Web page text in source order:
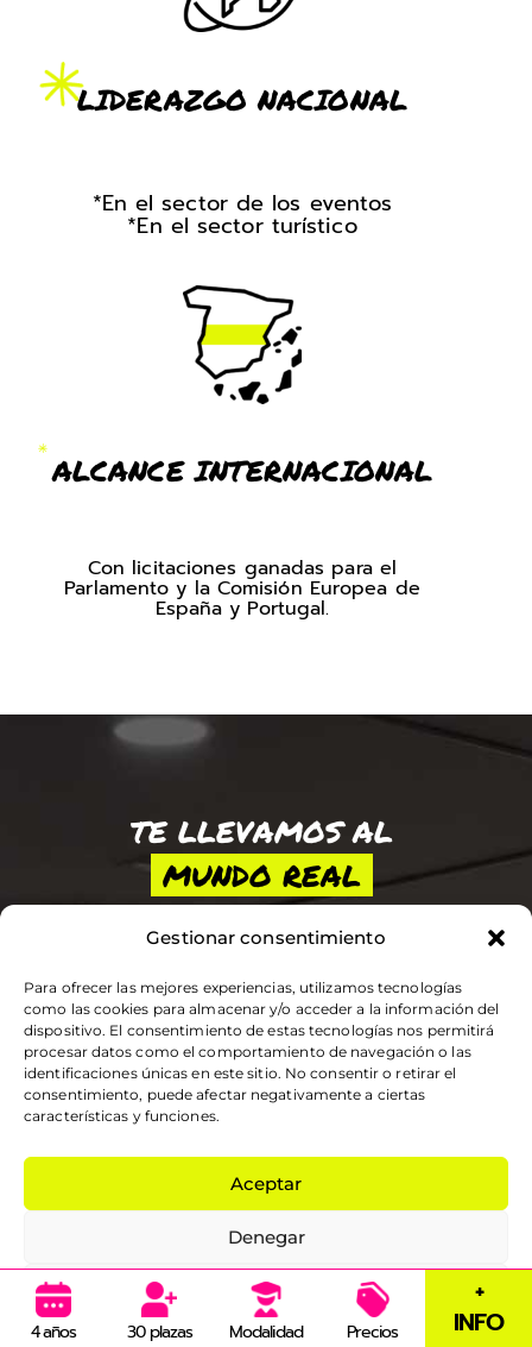
Gestionar consentimiento
Para ofrecer las mejores experiencias, utilizamos tecnologías
como las cookies para almacenar y/o acceder a la información del
dispositivo. El consentimiento de estas tecnologías nos permitirá
procesar datos como el comportamiento de navegación o las
identificaciones únicas en este sitio. No consentir o retirar el
consentimiento, puede afectar negativamente a ciertas
características y funciones.
Aceptar
Denegar
Ver preferencias
4años 30 plazas Modalidad Precios
+
INFO
*En el sector de los eventos
*En el sector turístico
LIDERAZGO NACIONAL
ALCANCE INTERNACIONAL
Con licitaciones ganadas para el
Parlamento y la Comisión Europea de
España y Portugal.
TE LLEVAMOS AL
MUNDO REAL
PROFESORES PROFESIONALES
Muchos de nuestros profesores son
profesionales en activo del sector de los
eventos y el protocolo. Trabajan en
o tienen sus propias empresas.